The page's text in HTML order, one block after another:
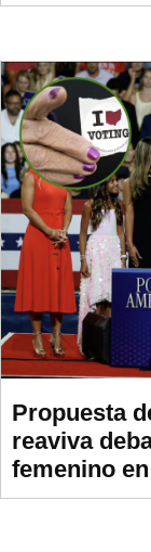
Propuesta
reaviva
femenino